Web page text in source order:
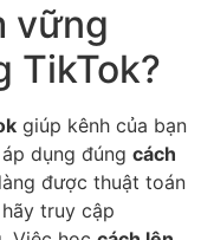
vững
TikTok?
giúp kênh của bạn
dụng đúng cách
được thuật toán
truy cập